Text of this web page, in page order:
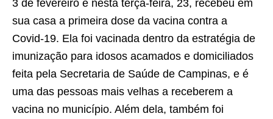
3 de fevereiro e nesta terça-feira, 23, recebeu em
sua casa a primeira dose da vacina contra a
Covid-19. Ela foi vacinada dentro da estratégia de
imunização para idosos acamados e domiciliados
feita pela Secretaria de Saúde de Campinas, e é
uma das pessoas mais velhas a receberem a
vacina no município. Além dela, também foi